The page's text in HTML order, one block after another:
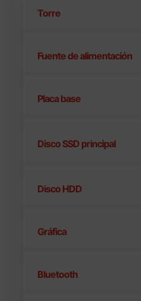
Torre
Fuente de alimentación
Placa base
Disco SSD principal
Disco HDD
Gráfica
Bluetooth